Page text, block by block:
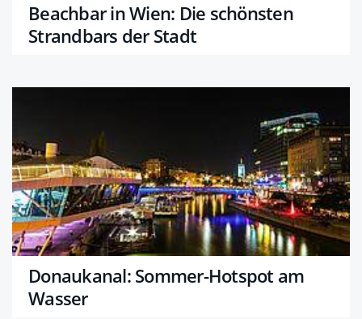
Beachbar in Wien: Die schönsten
Strandbars der Stadt
Donaukanal: Sommer-Hotspot am
Wasser